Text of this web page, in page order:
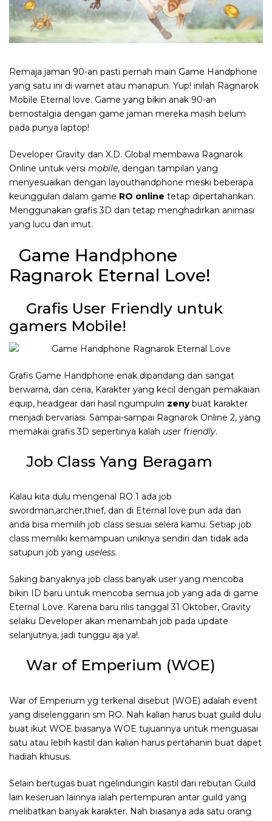
Remaja jaman 90-an pasti pernah main Game Handphone
yang satu ini di warnet atau manapun. Yup! inilah Ragnarok
Mobile Eternal love. Game yang bikin anak 90-an
bernostalgia dengan game jaman mereka masih belum
pada punya laptop!
Developer Gravity dan X.D. Global membawa Ragnarok
Online untuk versi mobile, dengan tampilan yang
menyesuaikan dengan layouthandphone meski beberapa
keunggulan dalam game RO online tetap dipertahankan.
Menggunakan grafis 3D dan tetap menghadirkan animasi
yang lucu dan imut.
Game Handphone
Ragnarok Eternal Love!
Grafis User Friendly untuk
gamers Mobile!
Grafis Game Handphone enak dipandang dan sangat
berwarna, dan ceria, Karakter yang kecil dengan pemakaian
equip, headgear dari hasil ngumpulin zenybuat karakter
menjadi bervariasi. Sampai-sampai Ragnarok Online 2, yang
memakai grafis 3D sepertinya kalah user friendly.
Job Class Yang Beragam
Kalau kita dulu mengenal RO 1 ada job
swordman,archer,thief, dan di Eternal love pun ada dan
anda bisa memilih job class sesuai selera kamu. Setiap job
class memiliki kemampuan uniknya sendiri dan tidak ada
satupun job yang useless.
Saking banyaknya job class banyak user yang mencoba
bikin ID baru untuk mencoba semua job yang ada di game
Eternal Love. Karena baru rilis tanggal 31 Oktober, Gravity
selaku Developer akan menambah job pada update
selanjutnya, jadi tunggu aja ya!.
War of Emperium (WOE)
War of Emperium yg terkenal disebut (WOE) adalah event
yang diselenggarin sm RO. Nah kalian harus buat guild dulu
buat ikut WOE biasanya WOE tujuannya untuk menguasai
satu atau lebih kastil dan kalian harus pertahanin buat dapet
hadiah khusus.
Selain bertugas buat ngelindungin kastil dari rebutan Guild
lain keseruan lainnya ialah pertempuran antar guild yang
melibatkan banyak karakter. Nah biasanya ada satu orang